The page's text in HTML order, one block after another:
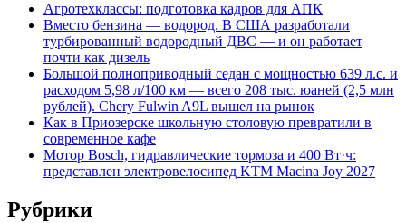
Агротехклассы: подготовка кадров для АПК
Вместо бензина — водород. В США разработали
турбированный водородный ДВС — и он работает
почти как дизель
Большой полноприводный седан с мощностью 639 л.с. и
расходом 5,98 л/100 км — всего 208 тыс. юаней (2,5 млн
рублей). Chery Fulwin A9L вышел на рынок
Как в Приозерске школьную столовую превратили в
современное кафе
Мотор Bosch, гидравлические тормоза и 400 Вт·ч:
представлен электровелосипед KTM Macina Joy 2027
Рубрики